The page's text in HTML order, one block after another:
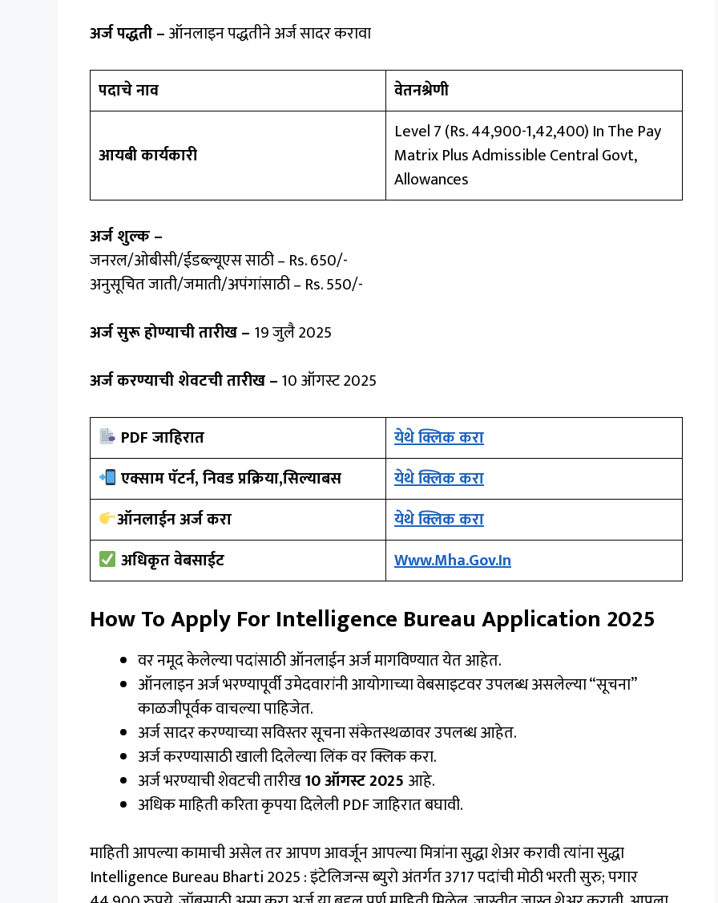
अर्ज पद्धती –ऑनलाइन पद्धतीने अर्ज सादर करावा
पदाचे नाव वेतनश्रेणी
आयबी कार्यकारी
Level 7 (Rs. 44,900-1,42,400) In The Pay
Matrix Plus Admissible Central Govt,
Allowances
अर्ज शुल्क –
जनरल/ओबीसी/ईडब्ल्यूएस साठी – Rs. 650/-
अनुसूचित जाती/जमाती/अपंगांसाठी – Rs. 550/-
अर्ज सुरू होण्याची तारीख – 19 जुलै 2025
अर्ज करण्याची शेवटची तारीख –10 ऑगस्ट 2025
PDF जाहिरात
येथे क्लिक करा
एक्साम पॅटर्न, निवड प्रक्रिया,सिल्याबस
येथे क्लिक करा
ऑनलाईन अर्ज करा
येथे क्लिक करा
अधिकृत वेबसाईट
Www.mha.gov.in
How To Apply For Intelligence Bureau Application 2025
वर नमूद केलेल्या पदांसाठी ऑनलाईन अर्ज मागविण्यात येत आहेत.
ऑनलाइन अर्ज भरण्यापूर्वी उमेदवारांनी आयोगाच्या वेबसाइटवर उपलब्ध असलेल्या “सूचना”
काळजीपूर्वक वाचल्या पाहिजेत.
अर्ज सादर करण्याच्या सविस्तर सूचना संकेतस्थळावर उपलब्ध आहेत.
अर्ज करण्यासाठी खाली दिलेल्या लिंक वर क्लिक करा.
अर्ज भरण्याची शेवटची तारीख10 ऑगस्ट 2025 आहे.
अधिक माहिती करिता कृपया दिलेली PDF जाहिरात बघावी.
माहिती आपल्या कामाची असेल तर आपण आवर्जून आपल्या मित्रांना सुद्धा शेअर करावी त्यांना सुद्धा
Intelligence Bureau Bharti 2025 : इंटेलिजन्स ब्युरो अंतर्गत 3717 पदांची मोठी भरती सुरु; पगार